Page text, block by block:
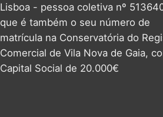
Lisboa - pessoa coletiva nº
que é também o seu número de
matrícula na Conservatória do
Comercial de Vila Nova de Gaia,
Capital Social de 20.000€